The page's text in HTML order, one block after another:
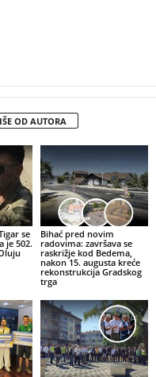
OD AUTORA
se
je 502.
Bihać pred novim
radovima: završava se
raskrižje kod Bedema,
nakon 15. augusta kreće
rekonstrukcija Gradskog
trga